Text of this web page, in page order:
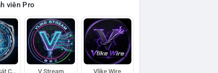
viên Pro
Đội Trinh Sát Cá Voi V Stream Vlike Wire